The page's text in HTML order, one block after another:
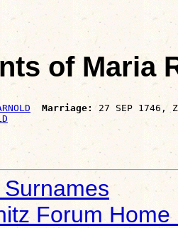
of Maria
Marriage: 27 SEP 1746,
Forum Home